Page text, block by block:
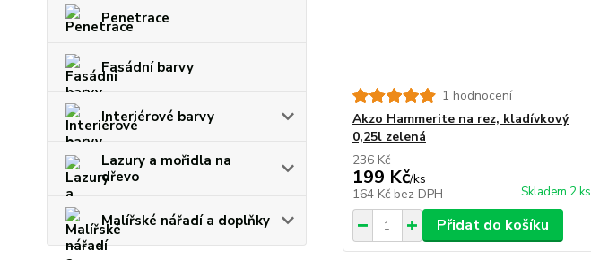
Penetrace
Fasádní barvy
Interiérové barvy
Lazury a mořidla na
dřevo
Malířské nářadí a doplňky
1 hodnocení
Akzo Hammerite na rez, kladívkový
0,25l zelená
236 Kč
199 Kč/ks
164 Kč bez DPH Skladem 2 ks
Přidat do košíku